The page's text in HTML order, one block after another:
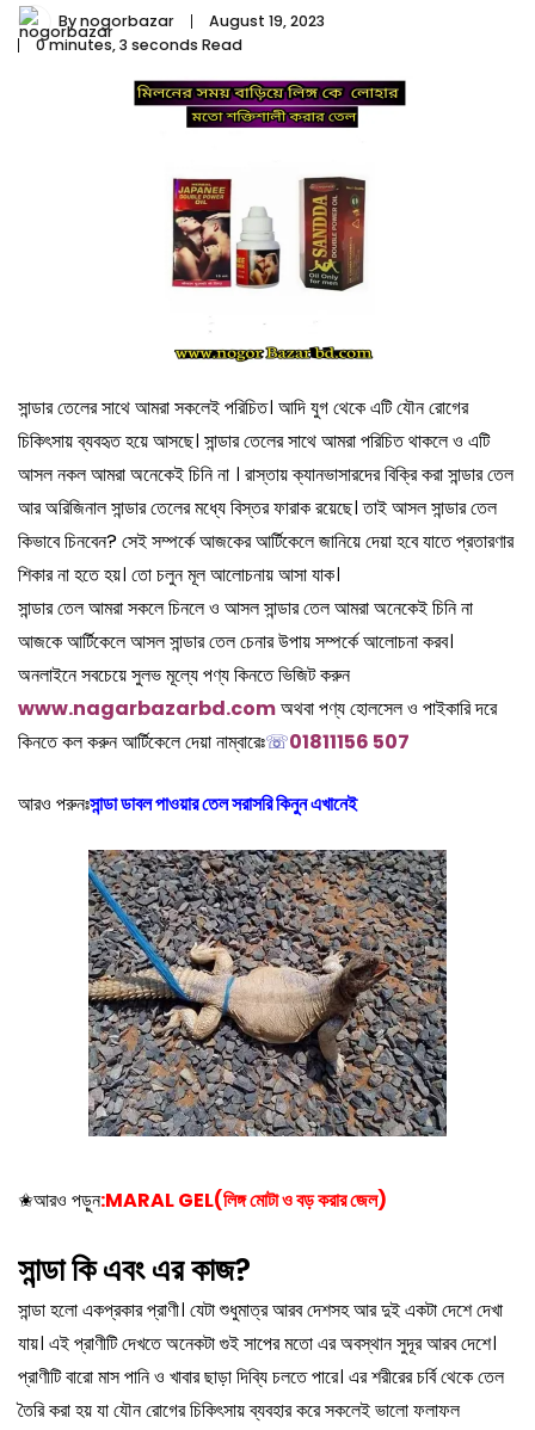
Bynogorbazar
August 19, 2023
0 minutes, 3 seconds Read
সান্ডার তেলের সাথে আমরা সকলেই পরিচিত। আদি যুগ থেকে এটি যৌন রোগের
চিকিৎসায় ব্যবহৃত হয়ে আসছে। সান্ডার তেলের সাথে আমরা পরিচিত থাকলে ও এটি
আসল নকল আমরা অনেকেই চিনি না । রাস্তায় ক্যানভাসারদের বিক্রি করা সান্ডার তেল
আর অরিজিনাল সান্ডার তেলের মধ্যে বিস্তর ফারাক রয়েছে। তাই আসল সান্ডার তেল
কিভাবে চিনবেন? সেই সম্পর্কে আজকের আর্টিকেলে জানিয়ে দেয়া হবে যাতে প্রতারণার
শিকার না হতে হয়। তো চলুন মূল আলোচনায় আসা যাক।
সান্ডার তেল আমরা সকলে চিনলে ও আসল সান্ডার তেল আমরা অনেকেই চিনি না
আজকে আর্টিকেলে আসল সান্ডার তেল চেনার উপায় সম্পর্কে আলোচনা করব।
অনলাইনে সবচেয়ে সুলভ মূল্যে পণ্য কিনতে ভিজিট করুন
www.nagarbazarbd.comঅথবা পণ্য হোলসেল ও পাইকারি দরে
কিনতে কল করুন আর্টিকেলে দেয়া নাম্বারেঃ☏01811156 507
আরও পরুনঃসান্ডা ডাবল পাওয়ার তেল সরাসরি কিনুন এখানেই
✬আরও পড়ুন:MARAL GEL(লিঙ্গ মোটা ও বড় করার জেল)
সান্ডা কি এবং এর কাজ?
সান্ডা হলো একপ্রকার প্রাণী। যেটা শুধুমাত্র আরব দেশসহ আর দুই একটা দেশে দেখা
যায়। এই প্রাণীটি দেখতে অনেকটা গুই সাপের মতো এর অবস্থান সুদূর আরব দেশে।
প্রাণীটি বারো মাস পানি ও খাবার ছাড়া দিব্যি চলতে পারে। এর শরীরের চর্বি থেকে তেল
তৈরি করা হয় যা যৌন রোগের চিকিৎসায় ব্যবহার করে সকলেই ভালো ফলাফল